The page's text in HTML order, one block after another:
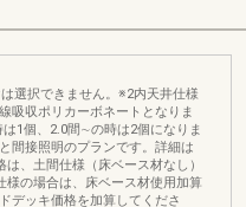
選択できません。※2内天井仕様
吸収ポリカーボネートとなりま
1個、2.0間∼の時は2個になりま
間接照明のプランです。詳細は
、土間仕様（床ベース材なし）
様の場合は、床ベース材使用加算
デッキ価格を加算してくださ